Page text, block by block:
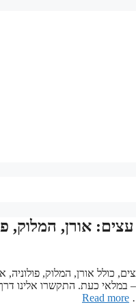
עצים: אורן,
כולל אורן, המלוק,
Read more